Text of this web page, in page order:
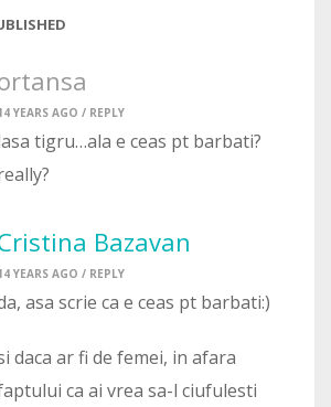
YEARS AGO / REPLY
tigru…ala e ceas pt barbati?
Bazavan
YEARS AGO / REPLY
asa scrie ca e ceas pt barbati:)
daca ar fi de femei, in afara
ca ai vrea sa-l ciufulesti